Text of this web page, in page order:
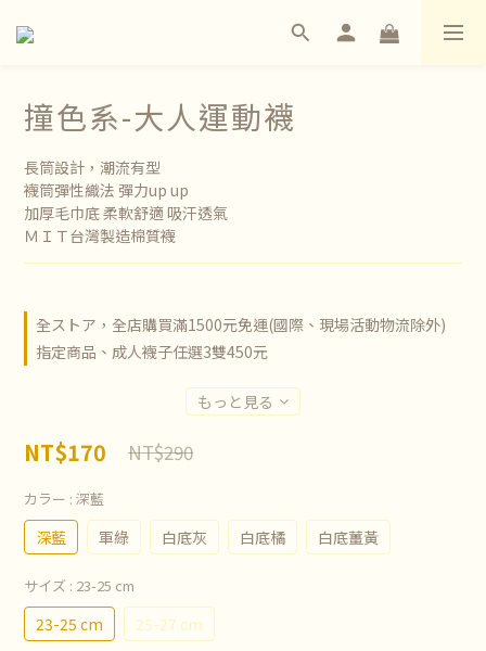
撞色系-大人運動襪
長筒設計，潮流有型
襪筒彈性織法 彈力up up
加厚毛巾底 柔軟舒適 吸汗透氣
ＭＩＴ台灣製造棉質襪
全ストア，全店購買滿1500元免運(國際、現場活動物流除外)
指定商品、成人襪子任選3雙450元
もっと見る
NT$170 NT$290
カラー : 深藍
深藍 軍綠 白底灰 白底橘 白底薑黃
サイズ : 23-25 cm
23-25 cm 25-27 cm